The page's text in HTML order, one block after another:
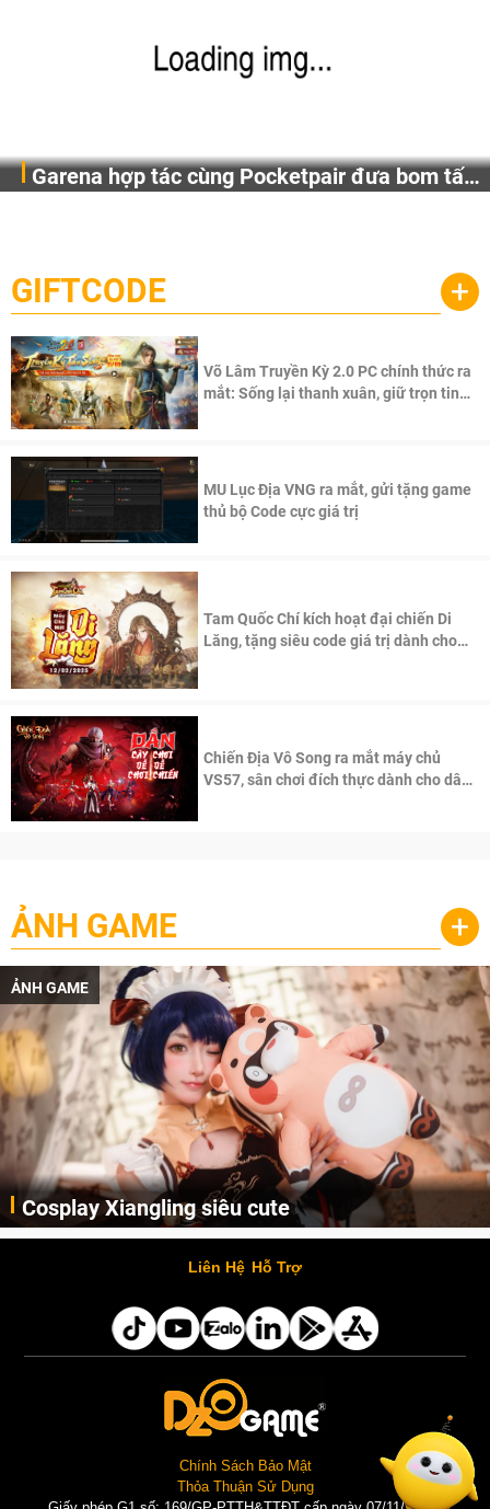
Garena hợp tác cùng Pocketpair đưa bom tấn
cầu, theo giấy phép chính thức từ công ty game Nhật Bản
Pocketpair, Inc.
GIFTCODE +
Võ Lâm Truyền Kỳ 2.0 PC chính thức ra
mắt: Sống lại thanh xuân, giữ trọn tinh
MU Lục Địa VNG ra mắt, gửi tặng game
thủ bộ Code cực giá trị
Tam Quốc Chí kích hoạt đại chiến Di
Lăng, tặng siêu code giá trị dành cho
Chiến Địa Vô Song ra mắt máy chủ
VS57, sân chơi đích thực dành cho dân
ẢNH GAME +
ẢNH GAME
Cosplay Xiangling siêu cute
Cùng thưởng thức những hình ảnh cosplay Xiangling trong Genshin Impact siêu dễ thương của người dùng Weibo "阿包也是兔娘"
Liên Hệ Hỗ Trợ
Chính Sách Bảo Mật
Thỏa Thuận Sử Dụng